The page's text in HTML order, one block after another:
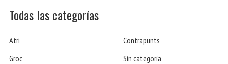
Todas las categorías
Atri
Contrapunts
Groc
Sin categoría